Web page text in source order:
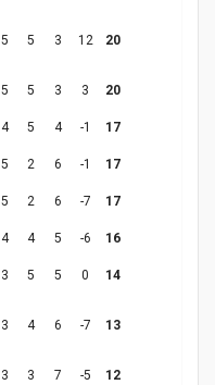
5 5 3 12 20
5 5 3 3 20
4 5 4 -1 17
5 2 6 -1 17
5 2 6 -7 17
4 4 5 -6 16
3 5 5 0 14
3 4 6 -7 13
3 3 7 -5 12